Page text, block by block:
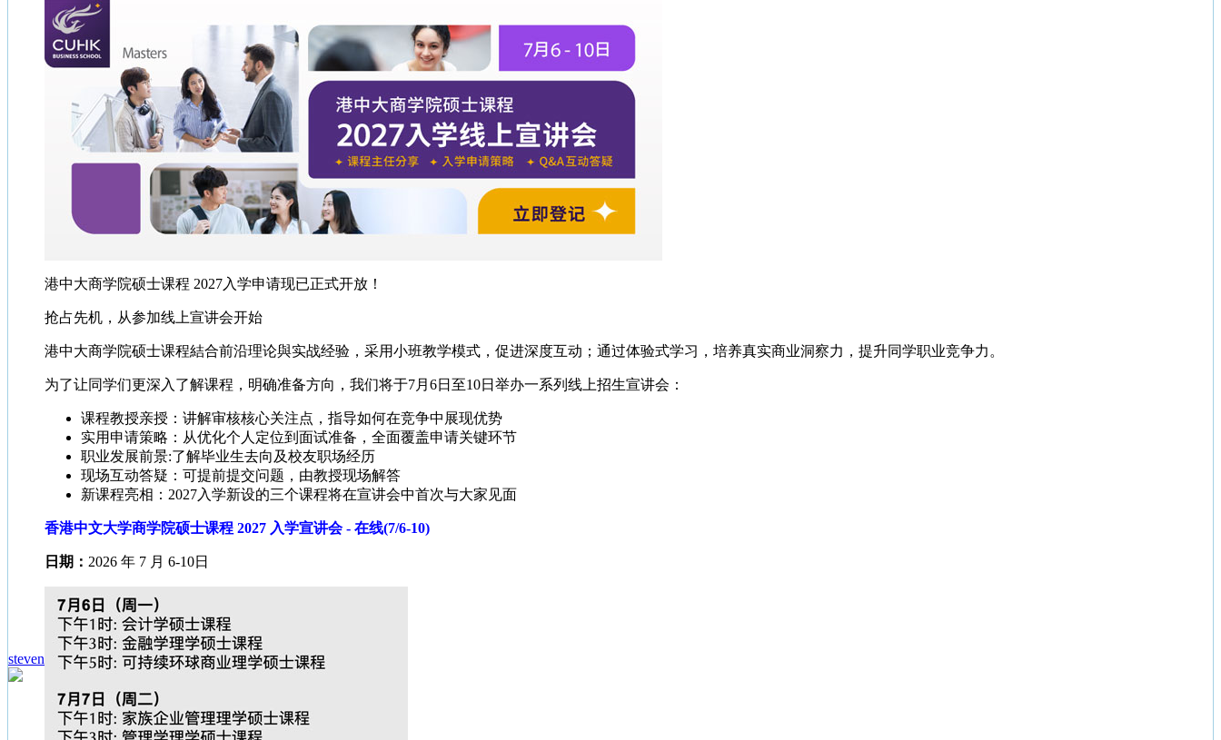
steven
港中大商学院硕士课程 2027入学申请现已正式开放！
抢占先机，从参加线上宣讲会开始
港中大商学院硕士课程結合前沿理论與实战经验，采用小班教学模式，促进深度互动；通过体验式学习，培养真实商业洞察力，提升同学职业竞争力。
为了让同学们更深入了解课程，明确准备方向，我们将于7月6日至10日举办一系列线上招生宣讲会：
课程教授亲授：讲解审核核心关注点，指导如何在竞争中展现优势
实用申请策略：从优化个人定位到面试准备，全面覆盖申请关键环节
职业发展前景:了解毕业生去向及校友职场经历
现场互动答疑：可提前提交问题，由教授现场解答
新课程亮相：2027入学新设的三个课程将在宣讲会中首次与大家见面
香港中文大学商学院硕士课程 2027 入学宣讲会 - 在线(7/6-10)
日期： 2026 年 7 月 6-10日